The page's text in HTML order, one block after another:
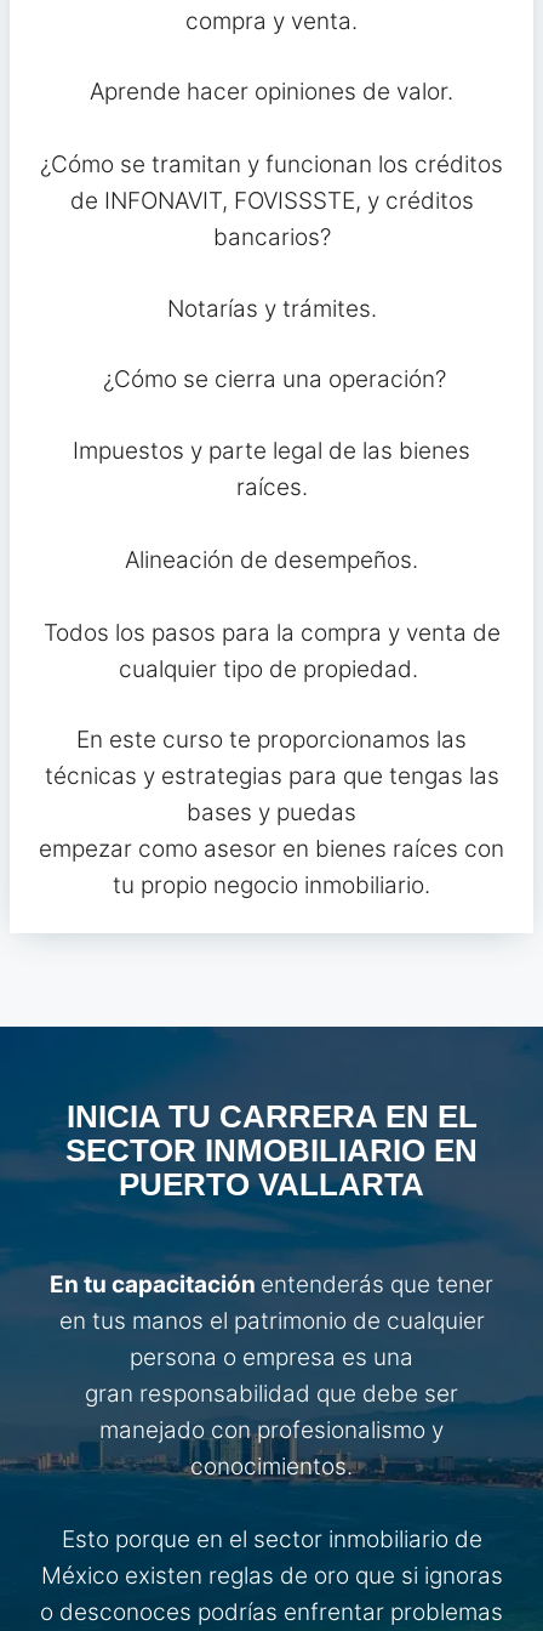
compra y venta.
Aprende hacer opiniones de valor.
¿Cómo se tramitan y funcionan los créditos
de INFONAVIT, FOVISSSTE, y créditos
bancarios?
Notarías y trámites.
¿Cómo se cierra una operación?
Impuestos y parte legal de las bienes
raíces.
Alineación de desempeños.
Todos los pasos para la compra y venta de
cualquier tipo de propiedad.
En este curso te proporcionamos las
técnicas y estrategias para que tengas las
bases y puedas
empezar como asesor en bienes raíces con
tu propio negocio inmobiliario.
INICIA TU CARRERA EN EL
SECTOR INMOBILIARIO EN
PUERTO VALLARTA
En tu capacitación entenderás que tener
en tus manos el patrimonio de cualquier
persona o empresa es una
gran responsabilidad que debe ser
manejado con profesionalismo y
conocimientos.
Esto porque en el sector inmobiliario de
México existen reglas de oro que si ignoras
o desconoces podrías enfrentar problemas